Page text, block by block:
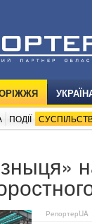
ПОДІЇ
РепортерUA